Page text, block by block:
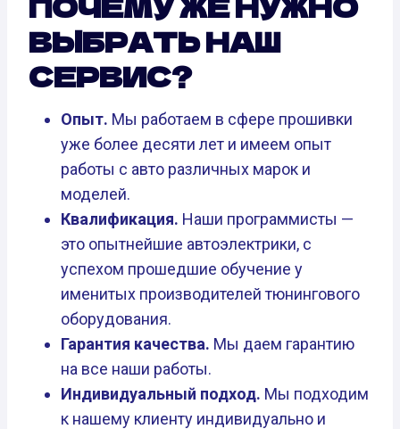
ВЫБРАТЬ НАШ
СЕРВИС?
Опыт. Мы работаем в сфере прошивки
уже более десяти лет и имеем опыт
работы с авто различных марок и
моделей.
Квалификация. Наши программисты —
это опытнейшие автоэлектрики, с
успехом прошедшие обучение у
именитых производителей тюнингового
оборудования.
Гарантия качества. Мы даем гарантию
на все наши работы.
Индивидуальный подход. Мы подходим
к нашему клиенту индивидуально и